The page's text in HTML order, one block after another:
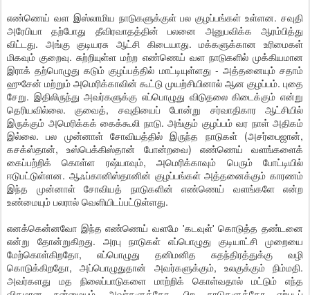
எண்ணெய் வள இஸ்லாமிய நாடுகளுக்குள் பல குழப்பங்கள் உள்ளன. சவுதி
அரேபியா தற்போது தீவிரவாதத்தின் பலனை அனுபவிக்க ஆரம்பித்து
விட்டது. அங்கு குடியரசு ஆட்சி கிடையாது. மக்களுக்கான உரிமைகள்
மிகவும் குறைவு. சுற்றியுள்ள மற்ற எண்ணெய் வள நாடுகளில் முக்கியமான
இராக் தற்பொழுது கடும் குழப்பத்தில் மாட்டியுள்ளது - அத்தனையும் சதாம்
ஹுசேன் மற்றும் அமெரிக்காவின் கூட்டு முயற்சியினால் ஆன குழப்பம். புதை
சேறு. இதிலிருந்து அவர்களுக்கு எப்பொழுது விடுதலை கிடைக்கும் என்று
தெரியவில்லை. குவைத், சவுதியைப் போன்று சர்வாதிகார ஆட்சியில்
இருக்கும் அமெரிக்கக் கைக்கூலி நாடு. அங்கும் குழப்பம் வர நாள் அதிகம்
இல்லை. பல முன்னாள் சோவியத்தில் இருந்த நாடுகள் (அசர்பைஜான்,
கசக்ஸ்தான், உஸ்பெக்கிஸ்தான் போன்றவை) எண்ணெய் வளங்களைக்
கைப்பற்றிக் கொள்ள ரஷ்யாவும், அமெரிக்காவும் பெரும் போட்டியில்
ஈடுபட்டுள்ளன. ஆஃப்கானிஸ்தானின் குழப்பங்கள் அத்தனைக்கும் காரணம்
இந்த முன்னாள் சோவியத் நாடுகளின் எண்ணெய் வளங்களே என்ற
உண்மையும் பலரால் வெளியிடப்பட்டுள்ளது.
எனக்கென்னவோ இந்த எண்ணெய் வளமே 'கடவுள்' கொடுத்த தண்டனை
என்று தோன்றுகிறது. அரபு நாடுகள் எப்பொழுது குடியாட்சி முறையை
மேற்கொள்கிறதோ, எப்பொழுது தனிமனித சுதந்திரத்துக்கு வழி
கொடுக்கிறதோ, அப்பொழுதுதான் அவர்களுக்கும், உலகுக்கும் நிம்மதி.
அவர்களது மத நிலைப்பாடுகளை மாற்றிக் கொள்வதால் மட்டும் எந்த